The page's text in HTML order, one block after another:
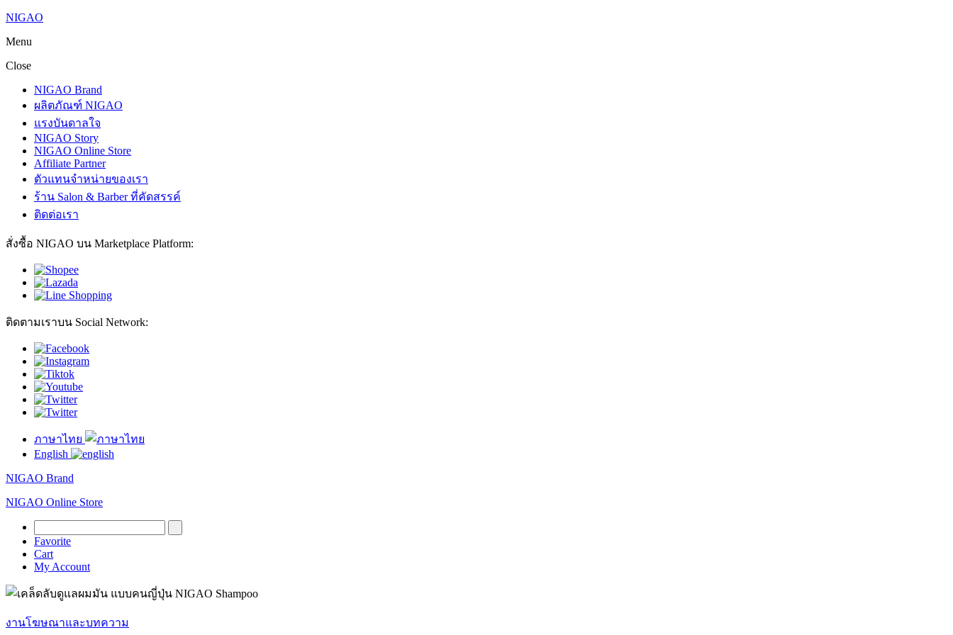
NIGAO
Menu
Close
NIGAO Brand
ผลิตภัณฑ์ NIGAO
แรงบันดาลใจ
NIGAO Story
NIGAO Online Store
Affiliate Partner
ตัวแทนจำหน่ายของเรา
ร้าน Salon & Barber ที่คัดสรรค์
ติดต่อเรา
สั่งซื้อ NIGAO บน Marketplace Platform:
ติดตามเราบน Social Network:
ภาษาไทย
English
NIGAO Brand
NIGAO Online Store
Favorite
Cart
My Account
งานโฆษณาและบทความ